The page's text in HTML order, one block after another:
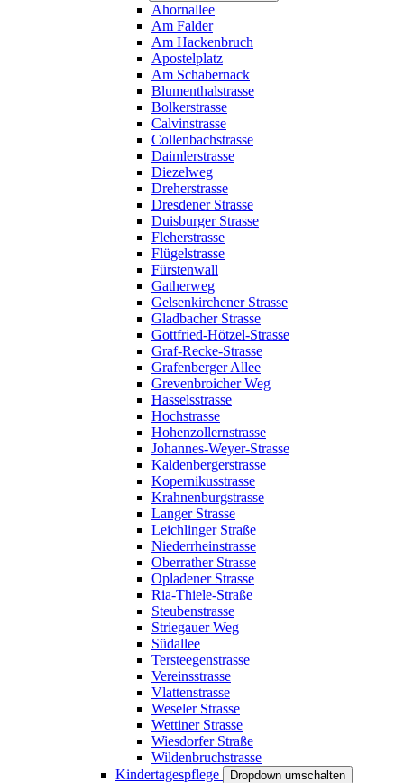
Ahornallee
Am Falder
Am Hackenbruch
Apostelplatz
Am Schabernack
Blumenthalstrasse
Bolkerstrasse
Calvinstrasse
Collenbachstrasse
Daimlerstrasse
Diezelweg
Dreherstrasse
Dresdener Strasse
Duisburger Strasse
Fleherstrasse
Flügelstrasse
Fürstenwall
Gatherweg
Gelsenkirchener Strasse
Gladbacher Strasse
Gottfried-Hötzel-Strasse
Graf-Recke-Strasse
Grafenberger Allee
Grevenbroicher Weg
Hasselsstrasse
Hochstrasse
Hohenzollernstrasse
Johannes-Weyer-Strasse
Kaldenbergerstrasse
Kopernikusstrasse
Krahnenburgstrasse
Langer Strasse
Leichlinger Straße
Niederrheinstrasse
Oberrather Strasse
Opladener Strasse
Ria-Thiele-Straße
Steubenstrasse
Striegauer Weg
Südallee
Tersteegenstrasse
Vereinsstrasse
Vlattenstrasse
Weseler Strasse
Wettiner Strasse
Wiesdorfer Straße
Wildenbruchstrasse
Kindertagespflege
Dropdown umschalten